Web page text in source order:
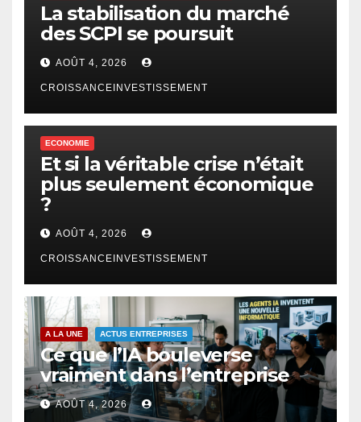
La stabilisation du marché
des SCPI se poursuit
AOÛT 4, 2026
CROISSANCEINVESTISSEMENT
ECONOMIE
Et si la véritable crise n’était
plus seulement économique
?
AOÛT 4, 2026
CROISSANCEINVESTISSEMENT
A LA UNE ACTUS ENTREPRISES
Ce que l’IA bouleverse
vraiment dans l’entreprise
AOÛT 4, 2026